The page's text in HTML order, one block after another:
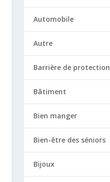
Automobile
Autre
Barrière de protection
Bâtiment
Bien manger
Bien-être des séniors
Bijoux